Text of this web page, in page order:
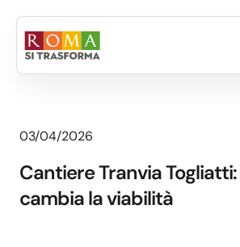
03/04/2026
Cantiere Tranvia
cambia la viabilità